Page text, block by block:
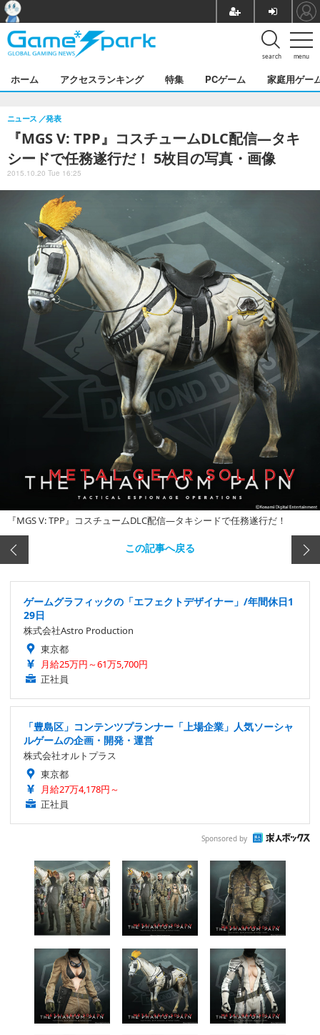
menu
search
ホーム アクセスランキング 特集 PCゲーム 家庭用ゲー
『MGS V: TPP』コスチュームDLC配信―タキ
シードで任務遂行だ！ 5枚目の写真・画像
ニュース 発表
2015.10.20 Tue 16:25
『MGS V: TPP』コスチュームDLC配信―タキシードで任務遂行だ！
この記事へ戻る
ゲームグラフィックの「エフェクトデザイナー」/年間休日1
29日
株式会社Astro Production
東京都
月給25万円～61万5,700円
正社員
「豊島区」コンテンツプランナー「上場企業」人気ソーシャ
ルゲームの企画・開発・運営
株式会社オルトプラス
東京都
月給27万4,178円～
正社員
Sponsored by